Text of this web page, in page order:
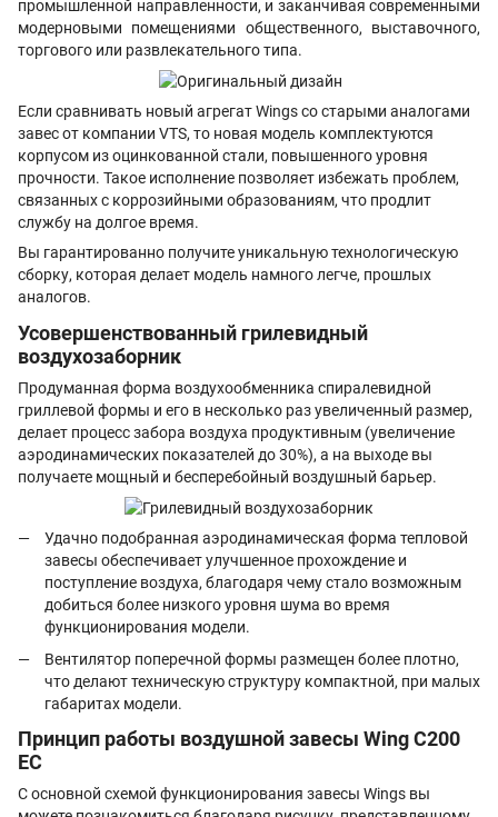
промышленной направленности, и заканчивая современными
модерновыми помещениями общественного, выставочного,
торгового или развлекательного типа.
Если сравнивать новый агрегат Wings со старыми аналогами
завес от компании VTS, то новая модель комплектуются
корпусом из оцинкованной стали, повышенного уровня
прочности. Такое исполнение позволяет избежать проблем,
связанных с коррозийными образованиям, что продлит
службу на долгое время.
Вы гарантированно получите уникальную технологическую
сборку, которая делает модель намного легче, прошлых
аналогов.
Усовершенствованный грилевидный
воздухозаборник
Продуманная форма воздухообменника спиралевидной
гриллевой формы и его в несколько раз увеличенный размер,
делает процесс забора воздуха продуктивным (увеличение
аэродинамических показателей до 30%), а на выходе вы
получаете мощный и бесперебойный воздушный барьер.
Удачно подобранная аэродинамическая форма тепловой
завесы обеспечивает улучшенное прохождение и
поступление воздуха, благодаря чему стало возможным
добиться более низкого уровня шума во время
функционирования модели.
Вентилятор поперечной формы размещен более плотно,
что делают техническую структуру компактной, при малых
габаритах модели.
Принцип работы воздушной завесы Wing С200
EC
С основной схемой функционирования завесы Wings вы